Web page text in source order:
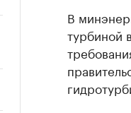
В
турбиной